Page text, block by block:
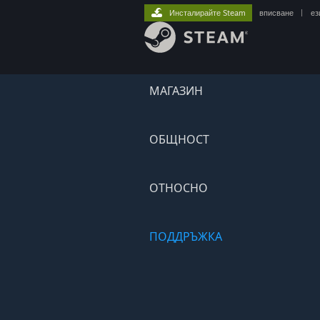
МАГАЗИН
ОБЩНОСТ
ОТНОСНО
ПОДДРЪЖКА
Инсталирайте Steam вписване